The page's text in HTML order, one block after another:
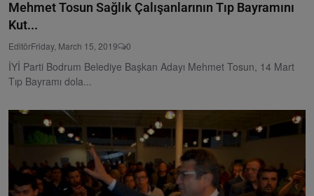
Mehmet Tosun Sağlık Çalışanlarının Tıp Bayramını
Kut...
EditörFriday, March 15, 2019 0
İYİ Parti Bodrum Belediye Başkan Adayı Mehmet Tosun, 14 Mart
Tıp Bayramı dola...